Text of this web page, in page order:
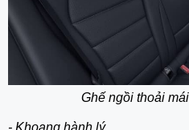
Ghế ngồi thoải
- Khoang hành lý